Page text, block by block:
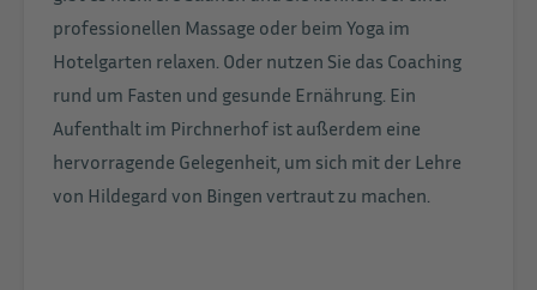
professionellen Massage oder beim Yoga im
Hotelgarten relaxen. Oder nutzen Sie das Coaching
rund um Fasten und gesunde Ernährung. Ein
Aufenthalt im Pirchnerhof ist außerdem eine
hervorragende Gelegenheit, um sich mit der Lehre
von Hildegard von Bingen vertraut zu machen.